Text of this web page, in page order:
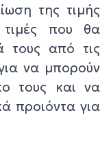
της τιμής
τιμές που θα
τους από τις
να μπορούν
τους και να
προιόντα για